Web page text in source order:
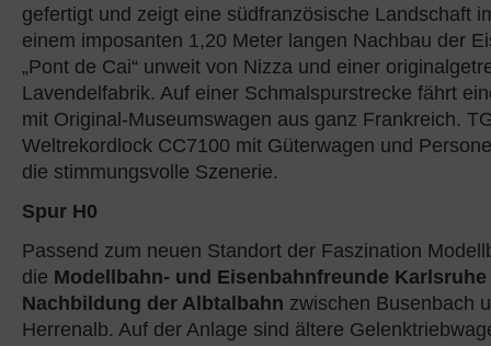
gefertigt und zeigt eine südfranzösische Landschaft
einem imposanten 1,20 Meter langen Nachbau der
„Pont de Cai“ unweit von Nizza und einer
Lavendelfabrik. Auf einer Schmalspurstrecke fährt
mit Original-Museumswagen aus ganz Frankreich.
Weltrekordlock CC7100 mit Güterwagen und
die stimmungsvolle Szenerie.
Spur H0
Passend zum neuen Standort der Faszination
die Modellbahn- und Eisenbahnfreunde Karlsruhe
Nachbildung der Albtalbahn zwischen Busenbach
Herrenalb. Auf der Anlage sind ältere